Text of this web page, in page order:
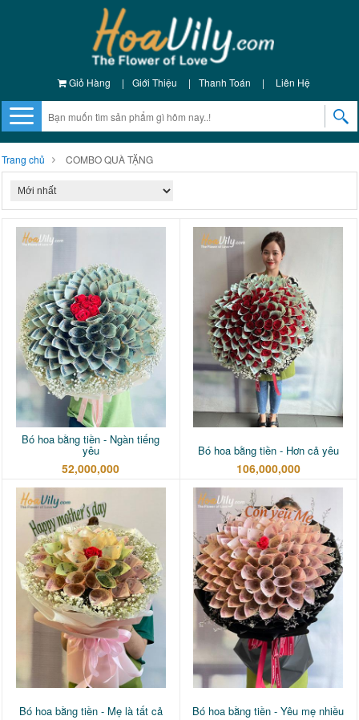
Giỏ Hàng | Giới Thiệu | Thanh Toán | Liên Hệ
Trang chủ COMBO QUÀ TẶNG
Bó hoa bằng tiền - Ngàn tiếng
yêu
52,000,000
Bó hoa bằng tiền - Hơn cả yêu
106,000,000
Bó hoa bằng tiền - Mẹ là tất cả Bó hoa bằng tiền - Yêu mẹ nhiều